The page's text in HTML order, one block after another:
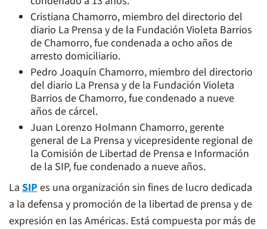
Cristiana Chamorro, miembro del directorio del
diario La Prensa y de la Fundación Violeta Barrios
de Chamorro, fue condenada a ocho años de
arresto domiciliario.
Pedro Joaquín Chamorro, miembro del directorio
del diario La Prensa y de la Fundación Violeta
Barrios de Chamorro, fue condenado a nueve
años de cárcel.
Juan Lorenzo Holmann Chamorro, gerente
general de La Prensa y vicepresidente regional de
la Comisión de Libertad de Prensa e Información
de la SIP, fue condenado a nueve años.
La SIP es una organización sin fines de lucro dedicada
a la defensa y promoción de la libertad de prensa y de
expresión en las Américas. Está compuesta por más de